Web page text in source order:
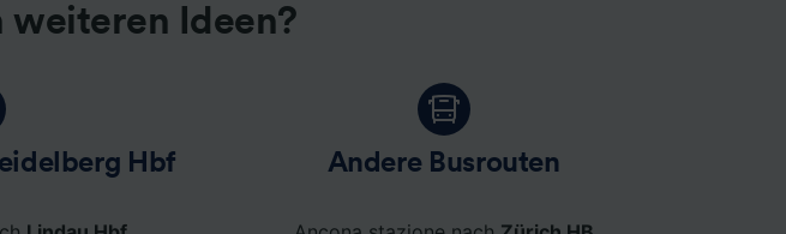
weiteren Ideen?
Hbf Andere Busrouten